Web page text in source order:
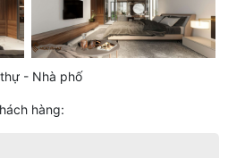
- Nhà phố
hàng: